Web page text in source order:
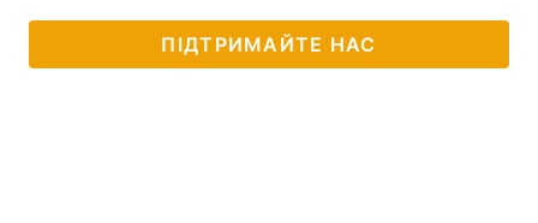
ПІДТРИМАЙТЕ НАС